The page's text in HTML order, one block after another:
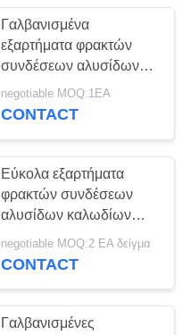
Γαλβανισμένα
εξαρτήματα φρακτών
συνδέσεων αλυσίδων
που απαιτούνται όταν
εγκαταστήστε
negotiable MOQ:1EA
CONTACT
Εύκολα εξαρτήματα
φρακτών συνδέσεων
αλυσίδων καλωδίων
δεσμών χάλυβα
συστροφής σφιχτά
negotiable MOQ:2 EA δείγμα
CONTACT
Γαλβανισμένες